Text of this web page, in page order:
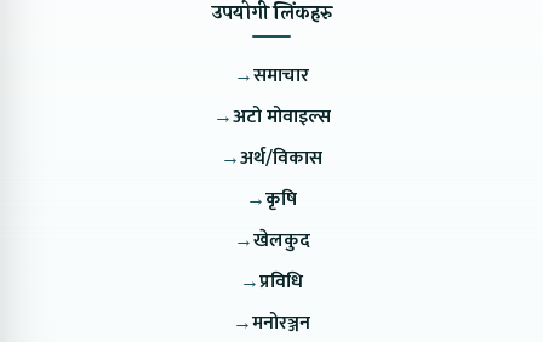
उपयोगी लिंकहरु
→समाचार
→अटो मोवाइल्स
→अर्थ/विकास
→कृषि
→खेलकुद
→प्रविधि
→मनोरञ्जन